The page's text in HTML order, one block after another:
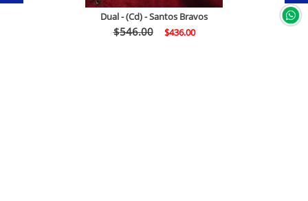
Dual - (Cd) - Santos Bravos
$546.00 $436.00